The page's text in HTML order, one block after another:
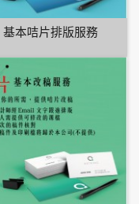
基本咭片排版服務